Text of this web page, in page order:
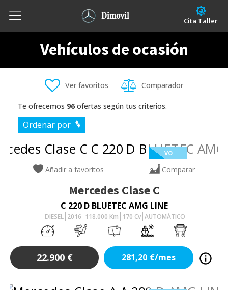
Dimovil Cita Taller
Vehículos de ocasión
Ver favoritos Comparador
Te ofrecemos 96 ofertas según tus criterios.
Ordenar por
VO
Añadir a favoritos Comparar
Mercedes Clase C
C 220 D BLUETEC AMG LINE
DIESEL 2016 118.000 Km 170 Cv AUTOMÁTICO
22.900 € 281,20 €/mes